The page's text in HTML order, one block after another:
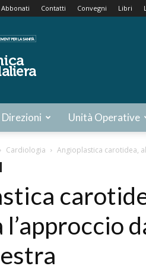
Abbonati Contatti Convegni Libri
Direzioni Unità Operative
Cardiologia Angioplastica carotidea,